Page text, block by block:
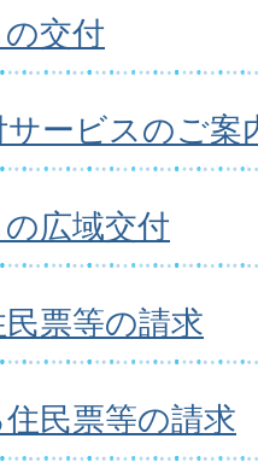
交付
ービスのご案
広域交付
票等の請求
民票等の請求